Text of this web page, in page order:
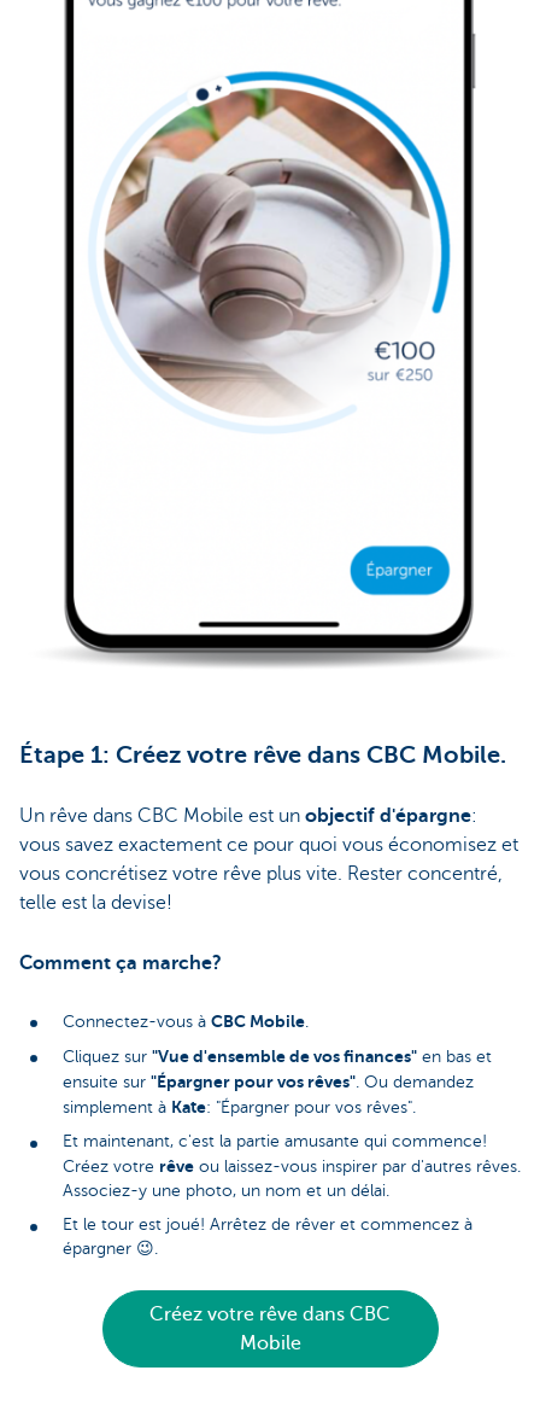
Étape 1: Créez votre rêve dans CBC Mobile.
Un rêve dans CBC Mobile est un objectif d'épargne:
vous savez exactement ce pour quoi vous économisez et
vous concrétisez votre rêve plus vite. Rester concentré,
telle est la devise!
Comment ça marche?
Connectez-vous à CBC Mobile.
Cliquez sur "Vue d'ensemble de vos finances" en bas et
ensuite sur "Épargner pour vos rêves". Ou demandez
simplement à Kate: "Épargner pour vos rêves".
Et maintenant, c'est la partie amusante qui commence!
Créez votre rêve ou laissez-vous inspirer par d'autres rêves.
Associez-y une photo, un nom et un délai.
Et le tour est joué! Arrêtez de rêver et commencez à
épargner 😉.
Créez votre rêve dans CBC
Mobile